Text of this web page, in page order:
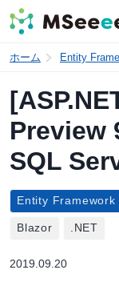
ホーム Entity
Preview
SQL
Entity Framework
Blazor .NET
2019.09.20